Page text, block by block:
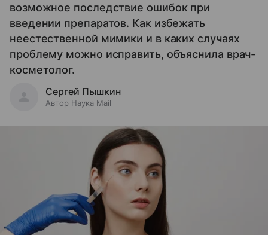
возможное последствие ошибок при
введении препаратов. Как избежать
неестественной мимики и в каких случаях
проблему можно исправить, объяснила врач-
косметолог.
Сергей Пышкин
Автор Наука Mail